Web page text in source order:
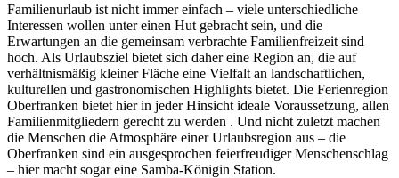
Familienurlaub ist nicht immer einfach – viele unterschiedliche
Interessen wollen unter einen Hut gebracht sein, und die
Erwartungen an die gemeinsam verbrachte Familienfreizeit sind
hoch. Als Urlaubsziel bietet sich daher eine Region an, die auf
verhältnismäßig kleiner Fläche eine Vielfalt an landschaftlichen,
kulturellen und gastronomischen Highlights bietet. Die Ferienregion
Oberfranken bietet hier in jeder Hinsicht ideale Voraussetzung, allen
Familienmitgliedern gerecht zu werden . Und nicht zuletzt machen
die Menschen die Atmosphäre einer Urlaubsregion aus – die
Oberfranken sind ein ausgesprochen feierfreudiger Menschenschlag
– hier macht sogar eine Samba-Königin Station.